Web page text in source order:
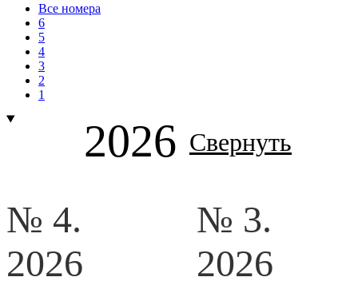
Все номера
6
5
4
3
2
1
2026 Свернуть
№ 4.
2026
№ 3.
2026